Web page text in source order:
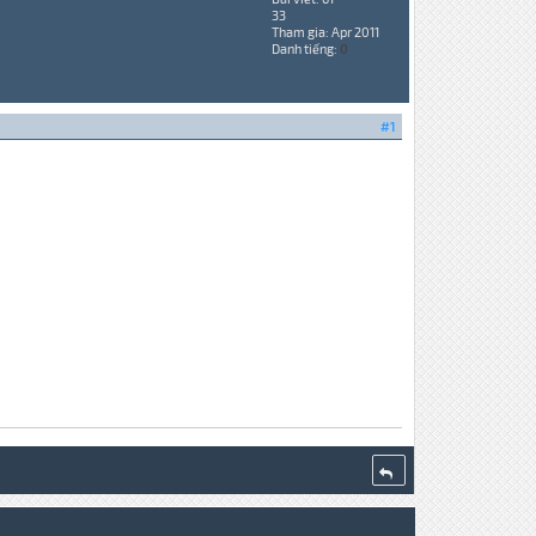
33
Tham gia: Apr 2011
Danh tiếng: 0
#1